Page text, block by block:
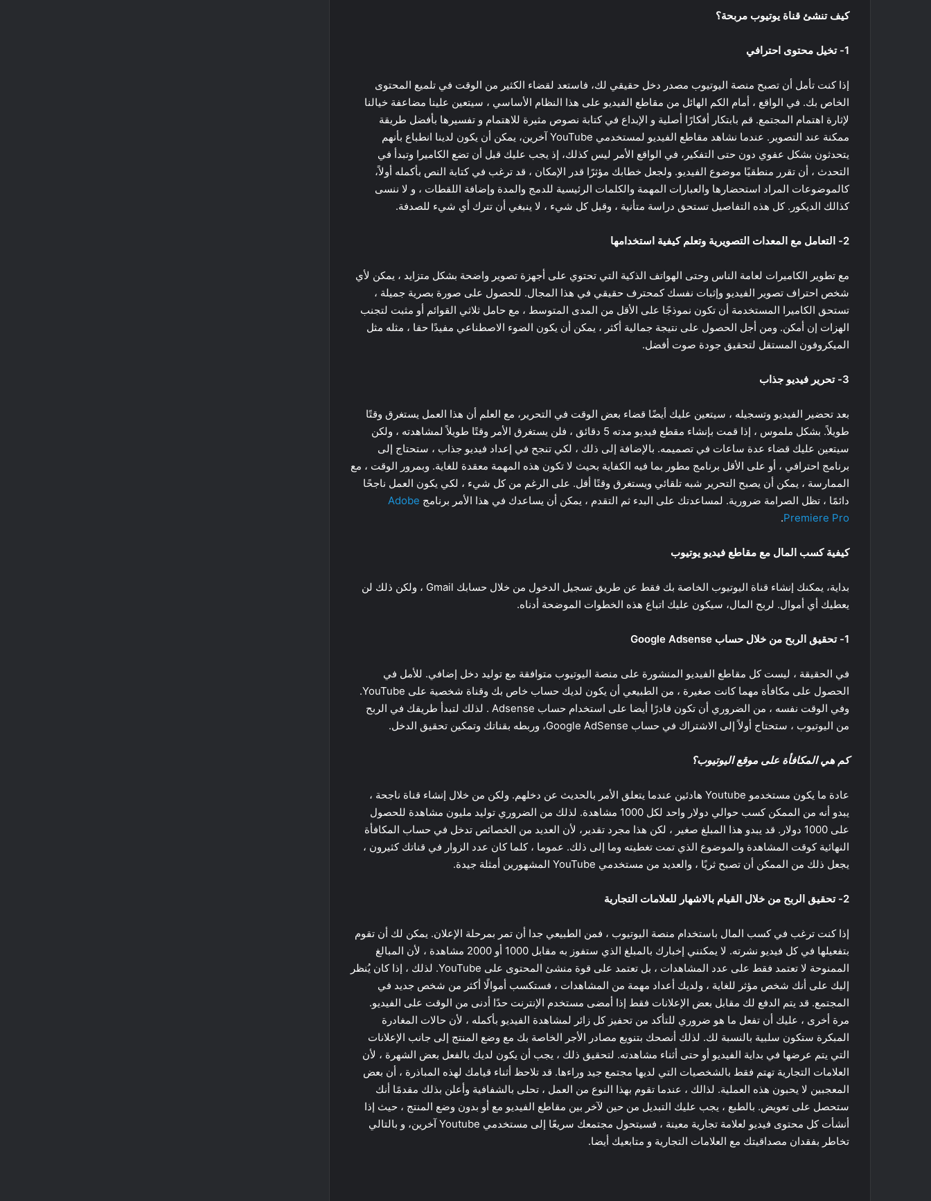
كيف تنشئ قناة يوتيوب مربحة؟
1- تخيل محتوى احترافي
إذا كنت تأمل أن تصبح منصة اليوتيوب مصدر دخل حقيقي لك، فاستعد لقضاء الكثير من الوقت في تلميع المحتوى
الخاص بك. في الواقع ، أمام الكم الهائل من مقاطع الفيديو على هذا النظام الأساسي ، سيتعين علينا مضاعفة خيالنا
لإثارة اهتمام المجتمع. قم بابتكار أفكارًا أصلية و الإبداع في كتابة نصوص مثيرة للاهتمام و تفسيرها بأفضل طريقة
ممكنة عند التصوير. عندما نشاهد مقاطع الفيديو لمستخدمي YouTube آخرين، يمكن أن يكون لدينا انطباع بأنهم
يتحدثون بشكل عفوي دون حتى التفكير، في الواقع الأمر ليس كذلك، إذ يجب عليك قبل أن تضع الكاميرا وتبدأ في
التحدث ، أن تقرر منطقيًا موضوع الفيديو. ولجعل خطابك مؤثرًا قدر الإمكان ، قد ترغب في كتابة النص بأكمله أولاً،
كالموضوعات المراد استحضارها والعبارات المهمة والكلمات الرئيسية للدمج والمدة وإضافة اللقطات ، و لا ننسى
كذالك الديكور. كل هذه التفاصيل تستحق دراسة متأنية ، وقبل كل شيء ، لا ينبغي أن تترك أي شيء للصدفة.
2- التعامل مع المعدات التصويرية وتعلم كيفية استخدامها
مع تطوير الكاميرات لعامة الناس وحتى الهواتف الذكية التي تحتوي على أجهزة تصوير واضحة بشكل متزايد ، يمكن لأي
شخص احتراف تصوير الفيديو وإثبات نفسك كمحترف حقيقي في هذا المجال. للحصول على صورة بصرية جميلة ،
تستحق الكاميرا المستخدمة أن تكون نموذجًا على الأقل من المدى المتوسط ​​، مع حامل ثلاثي القوائم أو مثبت لتجنب
الهزات إن أمكن. ومن أجل الحصول على نتيجة جمالية أكثر ، يمكن أن يكون الضوء الاصطناعي مفيدًا حقا ، مثله مثل
الميكروفون المستقل لتحقيق جودة صوت أفضل.
3- تحرير فيديو جذاب
بعد تحضير الفيديو وتسجيله ، سيتعين عليك أيضًا قضاء بعض الوقت في التحرير، مع العلم أن هذا العمل يستغرق وقتًا
طويلاً. بشكل ملموس ، إذا قمت بإنشاء مقطع فيديو مدته 5 دقائق ، فلن يستغرق الأمر وقتًا طويلاً لمشاهدته ، ولكن
سيتعين عليك قضاء عدة ساعات في تصميمه. بالإضافة إلى ذلك ، لكي تنجح في إعداد فيديو جذاب ، ستحتاج إلى
برنامج احترافي ، أو على الأقل برنامج مطور بما فيه الكفاية بحيث لا تكون هذه المهمة معقدة للغاية. وبمرور الوقت ، مع
الممارسة ، يمكن أن يصبح التحرير شبه تلقائي ويستغرق وقتًا أقل. على الرغم من كل شيء ، لكي يكون العمل ناجحًا
دائمًا ، تظل الصرامة ضرورية. لمساعدتك على البدء ثم التقدم ، يمكن أن يساعدك في هذا الأمر برنامج Adobe
Premiere Pro
.
كيفية كسب المال مع مقاطع فيديو يوتيوب
بداية، يمكنك إنشاء قناة اليوتيوب الخاصة بك فقط عن طريق تسجيل الدخول من خلال حسابك Gmail ، ولكن ذلك لن
يعطيك أي أموال. لربح المال، سيكون عليك اتباع هذه الخطوات الموضحة أدناه.
1- تحقيق الربح من خلال حساب Google Adsense
في الحقيقة ، ليست كل مقاطع الفيديو المنشورة على منصة اليوتيوب متوافقة مع توليد دخل إضافي. للأمل في
الحصول على مكافأة مهما كانت صغيرة ، من الطبيعي أن يكون لديك حساب خاص بك وقناة شخصية على YouTube.
وفي الوقت نفسه ، من الضروري أن تكون قادرًا أيضا على استخدام حساب Adsense . لذلك لتبدأ طريقك في الربح
من اليوتيوب ، ستحتاج أولاً إلى الاشتراك في حساب Google AdSense، وربطه بقناتك وتمكين تحقيق الدخل.
كم هي المكافأة على موقع اليوتيوب؟
عادة ما يكون مستخدمو Youtube هادئين عندما يتعلق الأمر بالحديث عن دخلهم. ولكن من خلال إنشاء قناة ناجحة ،
يبدو أنه من الممكن كسب حوالي دولار واحد لكل 1000 مشاهدة. لذلك من الضروري توليد مليون مشاهدة للحصول
على 1000 دولار. قد يبدو هذا المبلغ صغير ، لكن هذا مجرد تقدير، لأن العديد من الخصائص تدخل في حساب المكافأة
النهائية كوقت المشاهدة والموضوع الذي تمت تغطيته وما إلى ذلك. عموما ، كلما كان عدد الزوار في قناتك كثيرون ،
يجعل ذلك من الممكن أن تصبح ثريًا ، والعديد من مستخدمي YouTube المشهورين أمثلة جيدة.
2- تحقيق الربح من خلال القيام بالاشهار للعلامات التجارية
إذا كنت ترغب في كسب المال باستخدام منصة اليوتيوب ، فمن الطبيعي جدا أن تمر بمرحلة الإعلان. يمكن لك أن تقوم
بتفعيلها في كل فيديو نشرته. لا يمكنني إخبارك بالمبلغ الذي ستفوز به مقابل 1000 أو 2000 مشاهدة ، لأن المبالغ
الممنوحة لا تعتمد فقط على عدد المشاهدات ، بل تعتمد على قوة منشئ المحتوى على YouTube. لذلك ، إذا كان يُنظر
إليك على أنك شخص مؤثر للغاية ، ولديك أعداد مهمة من المشاهدات ، فستكسب أموالًا أكثر من شخص جديد في
المجتمع. قد يتم الدفع لك مقابل بعض الإعلانات فقط إذا أمضى مستخدم الإنترنت حدًا أدنى من الوقت على الفيديو.
مرة أخرى ، عليك أن تفعل ما هو ضروري للتأكد من تحفيز كل زائر لمشاهدة الفيديو بأكمله ، لأن حالات المغادرة
المبكرة ستكون سلبية بالنسبة لك. لذلك أنصحك بتنويع مصادر الأجر الخاصة بك مع وضع المنتج إلى جانب الإعلانات
التي يتم عرضها في بداية الفيديو أو حتى أثناء مشاهدته. لتحقيق ذلك ، يجب أن يكون لديك بالفعل بعض الشهرة ، لأن
العلامات التجارية تهتم فقط بالشخصيات التي لديها مجتمع جيد وراءها. قد تلاحظ أثناء قيامك لهذه المباذرة ، أن بعض
المعجبين لا يحبون هذه العملية. لذالك ، عندما تقوم بهذا النوع من العمل ، تحلى بالشفافية وأعلن بذلك مقدمًا أنك
ستحصل على تعويض. بالطبع ، يجب عليك التبديل من حين لآخر بين مقاطع الفيديو مع أو بدون وضع المنتج ، حيث إذا
أنشأت كل محتوى فيديو لعلامة تجارية معينة ، فسيتحول مجتمعك سريعًا إلى مستخدمي Youtube آخرين، و بالتالي
تخاطر بفقدان مصداقيتك مع العلامات التجارية و متابعيك أيضا.